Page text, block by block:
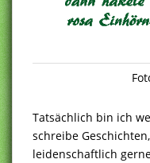
Tatsächlich bin ich
schreibe
leidenschaftlich